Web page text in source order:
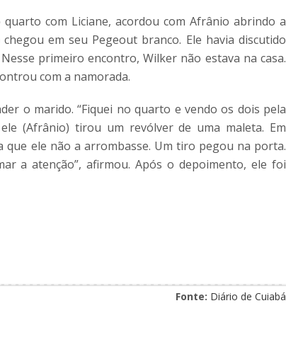
com Liciane, acordou com Afrânio abrindo a
em seu Pegeout branco. Ele havia discutido
primeiro encontro, Wilker não estava na casa.
com a namorada.
o marido. “Fiquei no quarto e vendo os dois pela
(Afrânio) tirou um revólver de uma maleta. Em
ele não a arrombasse. Um tiro pegou na porta.
a atenção”, afirmou. Após o depoimento, ele foi
Fonte: Diário de Cuiabá